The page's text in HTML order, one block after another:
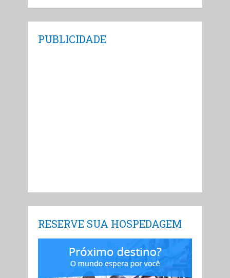
PUBLICIDADE
RESERVE SUA HOSPEDAGEM